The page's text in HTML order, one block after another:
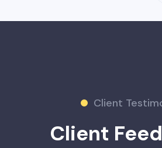
Client
Client